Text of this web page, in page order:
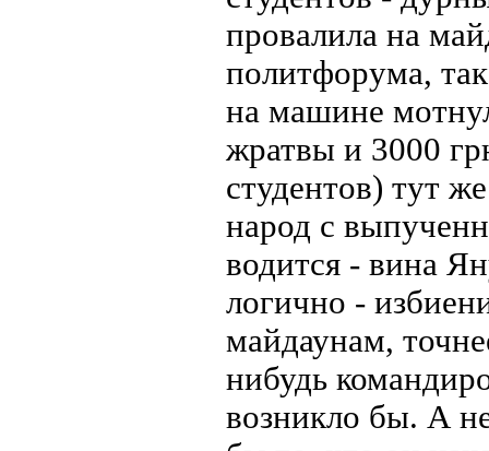
провалила на
политфорума,
на машине
жратвы и 3000
студентов) тут
народ с
водится - вина
логично -
майдаунам,
нибудь
возникло бы. А